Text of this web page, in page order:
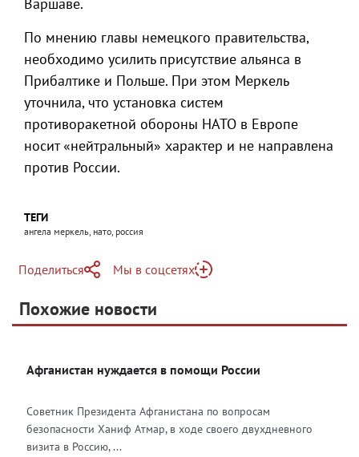
По мнению главы немецкого правительства,
необходимо усилить присутствие альянса в
Прибалтике и Польше. При этом Меркель
уточнила, что установка систем
противоракетной обороны НАТО в Европе
носит «нейтральный» характер и не направлена
против России.
ТЕГИ
ангела меркель, нато, россия
Поделиться
Telegram
Одноклассники
Мы в соцсетях
Яндекс Дзен
Похожие новости
Афганистан нуждается в помощи России
Советник Президента Афганистана по вопросам
безопасности Ханиф Атмар, в ходе своего двухдневного
визита в Россию, ...